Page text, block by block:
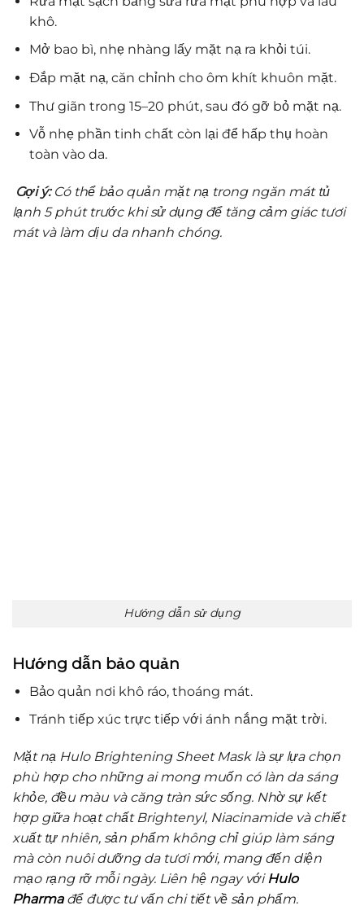
khô.
Mở bao bì, nhẹ nhàng lấy mặt nạ ra khỏi túi.
Đắp mặt nạ, căn chỉnh cho ôm khít khuôn mặt.
Thư giãn trong 15–20 phút, sau đó gỡ bỏ mặt nạ.
Vỗ nhẹ phần tinh chất còn lại để hấp thụ hoàn
toàn vào da.
Gợi ý: Có thể bảo quản mặt nạ trong ngăn mát tủ
lạnh 5 phút trước khi sử dụng để tăng cảm giác tươi
mát và làm dịu da nhanh chóng.
Hướng dẫn sử dụng
Hướng dẫn bảo quản
Bảo quản nơi khô ráo, thoáng mát.
Tránh tiếp xúc trực tiếp với ánh nắng mặt trời.
Mặt nạ Hulo Brightening Sheet Mask là sự lựa chọn
phù hợp cho những ai mong muốn có làn da sáng
khỏe, đều màu và căng tràn sức sống. Nhờ sự kết
hợp giữa hoạt chất Brightenyl, Niacinamide và chiết
xuất tự nhiên, sản phẩm không chỉ giúp làm sáng
mà còn nuôi dưỡng da tươi mới, mang đến diện
mạo rạng rỡ mỗi ngày. Liên hệ ngay vớiHulo
Pharmađể được tư vấn chi tiết về sản phẩm.